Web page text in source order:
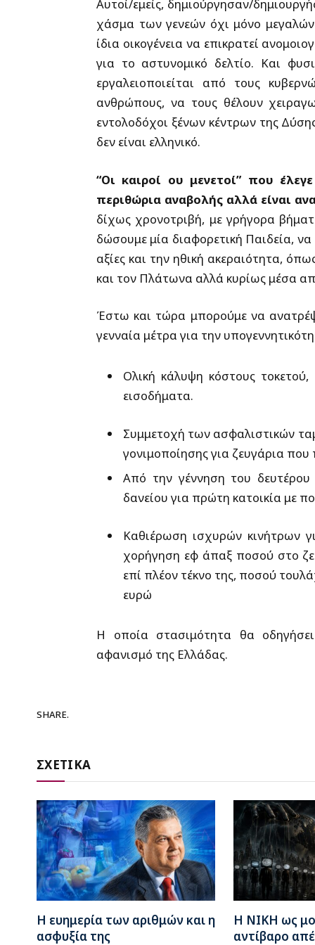
Αυτοί/εμείς, δημιούργησαν/
χάσμα των γενεών όχι μόνο
ίδια οικογένεια να επικρατεί
για το αστυνομικό δελτίο. Και
εργαλειοποιείται από τους
ανθρώπους, να τους θέλουν
εντολοδόχοι ξένων κέντρων της
δεν είναι ελληνικό.
“Οι καιροί ου μενετοί” που
περιθώρια αναβολής αλλά είναι
δίχως χρονοτριβή, με γρήγορα
δώσουμε μία διαφορετική Παιδεία,
αξίες και την ηθική ακεραιότητα,
και τον Πλάτωνα αλλά κυρίως μέσα
Έστω και τώρα μπορούμε να
γενναία μέτρα για την
Ολική κάλυψη κόστους
εισοδήματα.
Συμμετοχή των ασφαλιστικών
γονιμοποίησης για ζευγάρια
Από την γέννηση του δευτέρου
δανείου για πρώτη κατοικία με
Καθιέρωση ισχυρών κινήτρων
χορήγηση εφ άπαξ ποσού στο
επί πλέον τέκνο της, ποσού
ευρώ
Η οποία στασιμότητα θα
αφανισμό της Ελλάδας.
SHARE.
ΣΧΕΤΙΚΑ
Η ευημερία των αριθμών και η
ασφυξία της
Η ΝΙΚΗ ως
αντίβαρο